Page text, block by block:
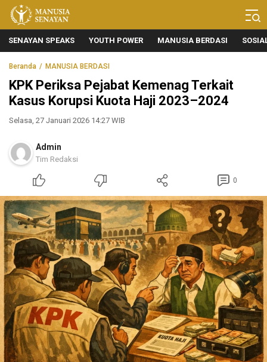
Manusia Senayan
Manusia Bicara, Senayan Bersuara
SENAYAN SPEAKS YOUTH POWER MANUSIA BERDASI
Beranda MANUSIA BERDASI
KPK Periksa Pejabat Kemenag Terkait
Kasus Korupsi Kuota Haji 2023–2024
Selasa, 27 Januari 2026 14:27 WIB
Admin
Tim Redaksi
0